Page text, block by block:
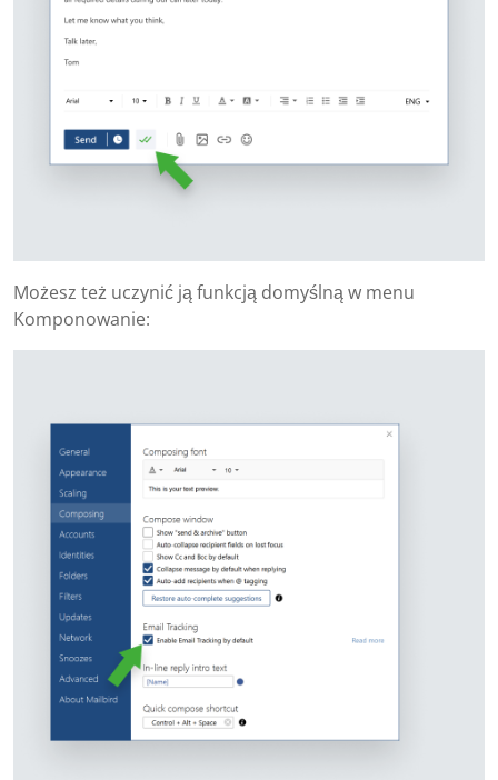
Możesz też uczynić ją funkcją domyślną w menu
Komponowanie: